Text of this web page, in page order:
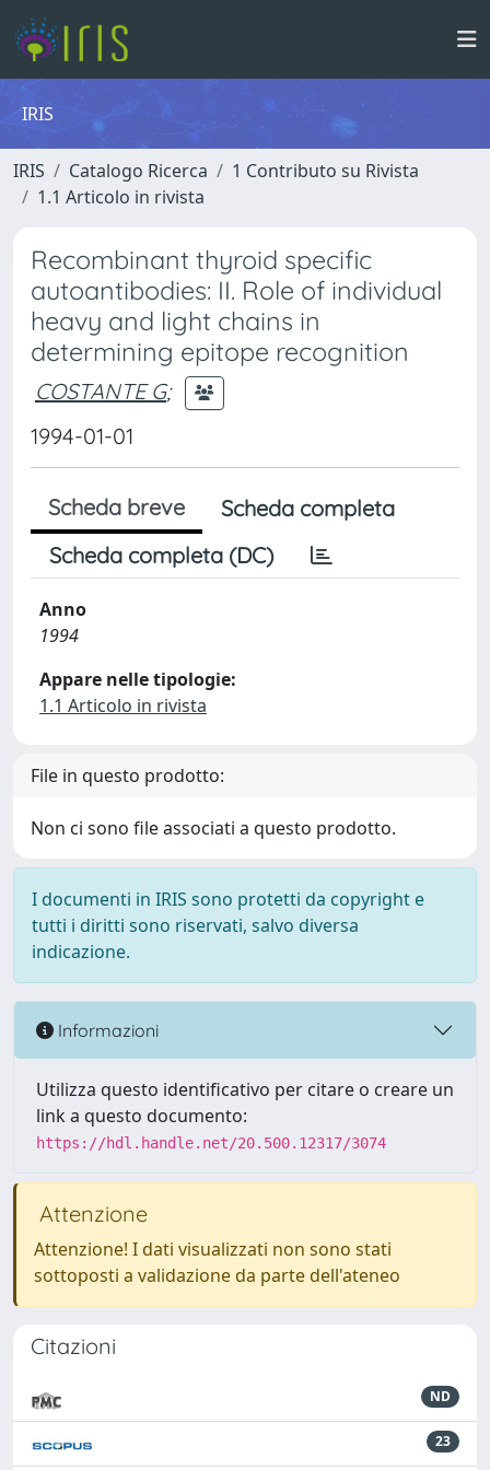
IRIS
IRIS Catalogo Ricerca
1 Contributo su Rivista
1.1 Articolo in rivista
Recombinant thyroid specific
autoantibodies: II. Role of individual
heavy and light chains in
determining epitope recognition
COSTANTE G;
1994-01-01
Scheda breve
Scheda completa
Scheda completa (DC)
Anno
1994
Appare nelle tipologie:
1.1 Articolo in rivista
File in questo prodotto:
Non ci sono file associati a questo prodotto.
I documenti in IRIS sono protetti da copyright e
tutti i diritti sono riservati, salvo diversa
indicazione.
Informazioni
Utilizza questo identificativo per citare o creare un
link a questo documento:
https://hdl.handle.net/20.500.12317/3074
Attenzione
Attenzione! I dati visualizzati non sono stati
sottoposti a validazione da parte dell'ateneo
Citazioni
ND
23